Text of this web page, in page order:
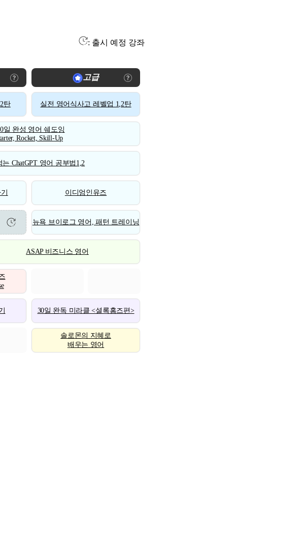
: 출시 예정 강좌
고급
탄 실전 영어식사고 레벨업 1,2탄
일 완성 영어 쉐도잉
Rocket, Skill-Up
는 ChatGPT 영어 공부법1,2
이디엄인유즈
뉴욕 브이로그 영어, 패턴 트레이닝
ASAP 비즈니스 영어
30일 완독 미라클 <셜록홈즈편>
솔로몬의 지혜로
배우는 영어